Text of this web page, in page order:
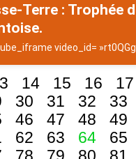
Terre : Trophée
video_id=
14 15 16 17
30 31 32 33
46 47 48 49
62 63 64 65
78 79 80 81